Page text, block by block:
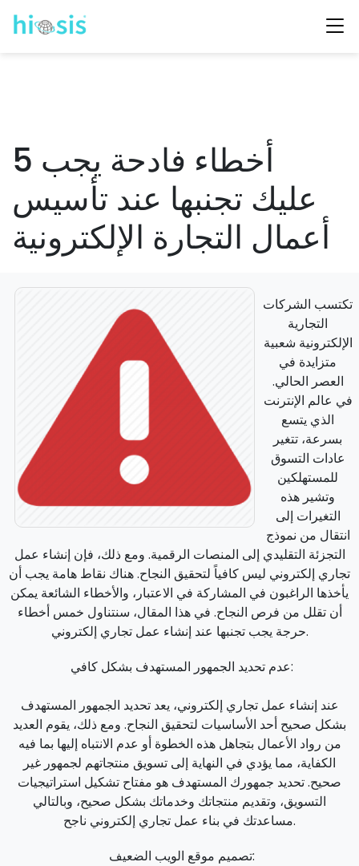
5 أخطاء فادحة يجب
عليك تجنبها عند تأسيس
أعمال التجارة الإلكترونية
تكتسب الشركات
التجارية
الإلكترونية شعبية
متزايدة في
العصر الحالي.
في عالم الإنترنت
الذي يتسع
بسرعة، تتغير
عادات التسوق
للمستهلكين
وتشير هذه
التغيرات إلى
انتقال من نموذج
التجزئة التقليدي إلى المنصات الرقمية. ومع ذلك، فإن إنشاء عمل
تجاري إلكتروني ليس كافياً لتحقيق النجاح. هناك نقاط هامة يجب أن
يأخذها الراغبون في المشاركة في الاعتبار، والأخطاء الشائعة يمكن
أن تقلل من فرص النجاح. في هذا المقال، سنتناول خمس أخطاء
حرجة يجب تجنبها عند إنشاء عمل تجاري إلكتروني.
عدم تحديد الجمهور المستهدف بشكل كافي:
عند إنشاء عمل تجاري إلكتروني، يعد تحديد الجمهور المستهدف
بشكل صحيح أحد الأساسيات لتحقيق النجاح. ومع ذلك، يقوم العديد
من رواد الأعمال بتجاهل هذه الخطوة أو عدم الانتباه إليها بما فيه
الكفاية، مما يؤدي في النهاية إلى تسويق منتجاتهم لجمهور غير
صحيح. تحديد جمهورك المستهدف هو مفتاح تشكيل استراتيجيات
التسويق، وتقديم منتجاتك وخدماتك بشكل صحيح، وبالتالي
مساعدتك في بناء عمل تجاري إلكتروني ناجح.
تصميم موقع الويب الضعيف: